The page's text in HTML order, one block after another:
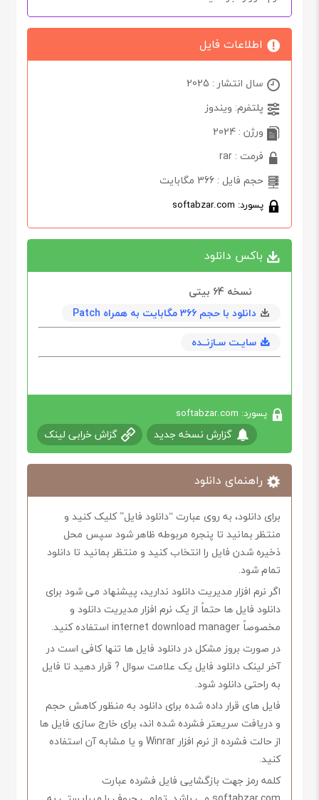
اطلاعات فایل
سال انتشار : 2025
پلتفرم: ویندوز
ورژن : 2024
فرمت : rar
حجم فایل : 366 مگابایت
پسورد: softabzar.com
باکس دانلود
نسخه 64‌ بیتی
دانلود با حجم 366 مگابايت به همراه Patch
سایـت سـازنــده
پسورد: softabzar.com
گزارش نسخه جدید گزاش خرابی لینک
راهنمای دانلود
برای دانلود، به روی عبارت “دانلود فایل” کلیک کنید و
منتظر بمانید تا پنجره مربوطه ظاهر شود سپس محل
ذخیره شدن فایل را انتخاب کنید و منتظر بمانید تا دانلود
تمام شود.
اگر نرم افزار مدیریت دانلود ندارید، پیشنهاد می شود برای
دانلود فایل ها حتماً از یک نرم افزار مدیریت دانلود و
مخصوصاً internet download manager استفاده کنید.
در صورت بروز مشکل در دانلود فایل ها تنها کافی است در
آخر لینک دانلود فایل یک علامت سوال ? قرار دهید تا فایل
به راحتی دانلود شود.
فایل های قرار داده شده برای دانلود به منظور کاهش حجم
و دریافت سریعتر فشرده شده اند، برای خارج سازی فایل ها
از حالت فشرده از نرم افزار Winrar و یا مشابه آن استفاده
کنید.
کلمه رمز جهت بازگشایی فایل فشرده عبارت